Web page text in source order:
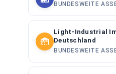
BUNDESWEITE
Light-Industrial
Deutschland
BUNDESWEITE